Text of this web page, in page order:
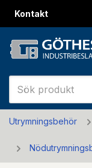
Kontakt
Utrymningsbehör